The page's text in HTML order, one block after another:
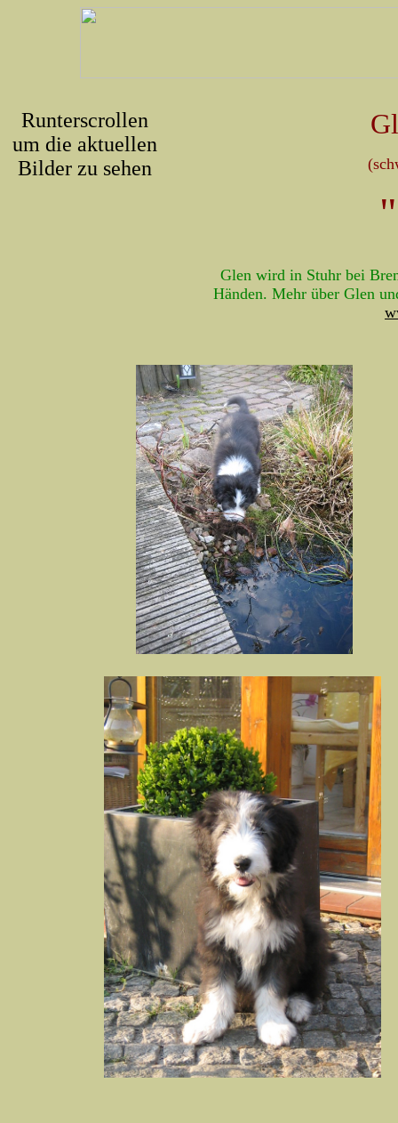
Runterscrollen
um die aktuellen
Bilder zu sehen
Glen wird in Stuhr bei
Händen. Mehr über Glen